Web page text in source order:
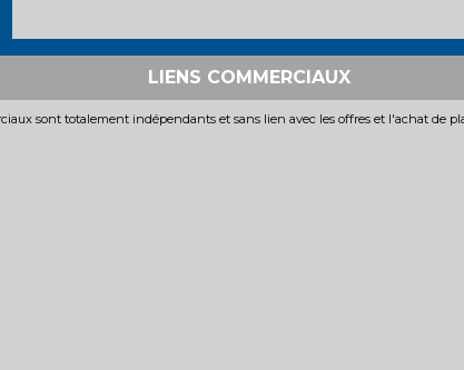
LIENS COMMERCIAUX
sont totalement indépendants et sans lien avec les offres et l'achat de